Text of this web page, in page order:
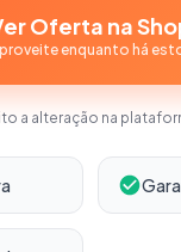
Oferta na
enquanto há
a alteração na